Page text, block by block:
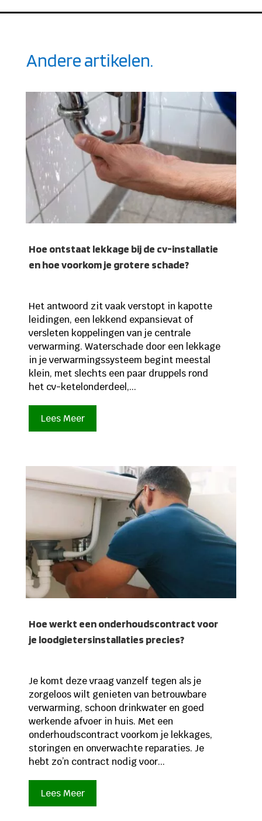
Andere artikelen.
Hoe ontstaat lekkage bij de cv-installatie
en hoe voorkom je grotere schade?
Het antwoord zit vaak verstopt in kapotte
leidingen, een lekkend expansievat of
versleten koppelingen van je centrale
verwarming. Waterschade door een lekkage
in je verwarmingssysteem begint meestal
klein, met slechts een paar druppels rond
het cv-ketel­onderdeel,...
Lees Meer
Hoe werkt een onderhoudscontract voor
je loodgietersinstallaties precies?
Je komt deze vraag vanzelf tegen als je
zorgeloos wilt genieten van betrouwbare
verwarming, schoon drinkwater en goed
werkende afvoer in huis. Met een
onderhoudscontract voorkom je lekkages,
storingen en onverwachte reparaties. Je
hebt zo’n contract nodig voor...
Lees Meer